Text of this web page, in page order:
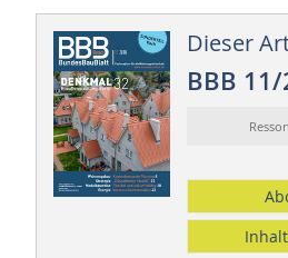
Dieser
BBB